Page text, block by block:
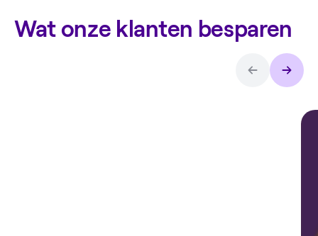
Wat onze klanten besparen